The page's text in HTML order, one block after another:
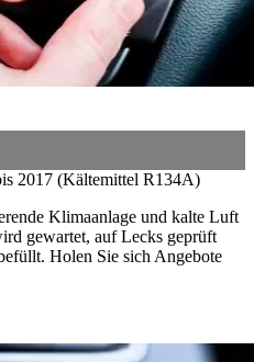
2017 (Kältemittel R134A)
Klimaanlage und kalte Luft
gewartet, auf Lecks geprüft
Holen Sie sich Angebote